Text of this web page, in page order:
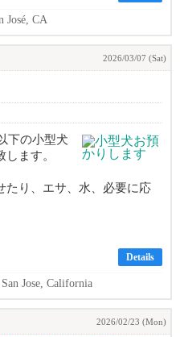
José, CA
2026/03/07 (Sat)
下の小型犬
ます。
たり、エサ、水、必要に応
Details
San Jose, California
2026/02/23 (Mon)